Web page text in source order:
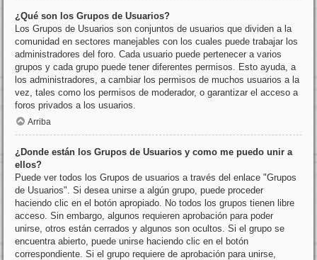
¿Qué son los Grupos de Usuarios?
Los Grupos de Usuarios son conjuntos de usuarios que dividen a la
comunidad en sectores manejables con los cuales puede trabajar los
administradores del foro. Cada usuario puede pertenecer a varios
grupos y cada grupo puede tener diferentes permisos. Esto ayuda, a
los administradores, a cambiar los permisos de muchos usuarios a la
vez, tales como los permisos de moderador, o garantizar el acceso a
foros privados a los usuarios.
Arriba
¿Donde están los Grupos de Usuarios y como me puedo unir a
ellos?
Puede ver todos los Grupos de usuarios a través del enlace "Grupos
de Usuarios". Si desea unirse a algún grupo, puede proceder
haciendo clic en el botón apropiado. No todos los grupos tienen libre
acceso. Sin embargo, algunos requieren aprobación para poder
unirse, otros están cerrados y algunos son ocultos. Si el grupo se
encuentra abierto, puede unirse haciendo clic en el botón
correspondiente. Si el grupo requiere de aprobación para unirse,